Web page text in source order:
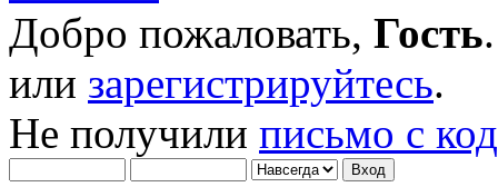
Добро пожаловать, Гость
или зарегистрируйтесь.
Не получили письмо с